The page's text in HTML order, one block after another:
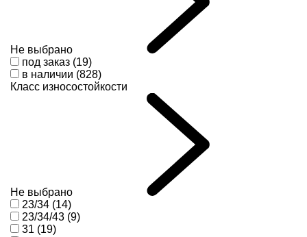
Не выбрано
под заказ (19)
в наличии (828)
Класс износостойкости
Не выбрано
23/34 (14)
23/34/43 (9)
31 (19)